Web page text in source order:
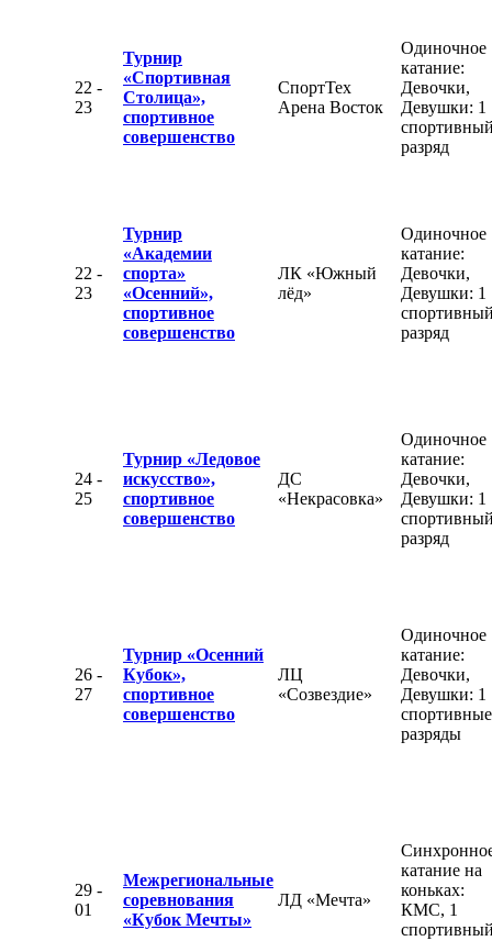
22 -
23
Турнир
«Спортивная
Столица»,
спортивное
совершенство
СпортТех
Арена Восток
Одиночное
катание:
Девочки,
Девушки: 1
разряд
22 -
23
Турнир
«Академии
спорта»
«Осенний»,
спортивное
совершенство
ЛК «Южный
лёд»
Одиночное
катание:
Девочки,
Девушки: 1
разряд
24 -
25
Турнир «Ледовое
искусство»,
спортивное
совершенство
ДС
«Некрасовка»
Одиночное
катание:
Девочки,
Девушки: 1
разряд
26 -
27
Турнир «Осенний
Кубок»,
спортивное
совершенство
ЛЦ
«Созвездие»
Одиночное
катание:
Девочки,
Девушки: 1
спортивные
разряды
29 -
01
Межрегиональные
соревнования
«Кубок Мечты»
ЛД «Мечта»
катание на
коньках:
КМС, 1